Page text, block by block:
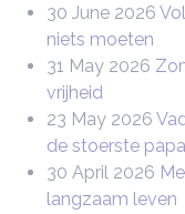
30 June 2026
niets moeten
31 May 2026
vrijheid
23 May 2026
de stoerste papa
30 April 2026
langzaam leven